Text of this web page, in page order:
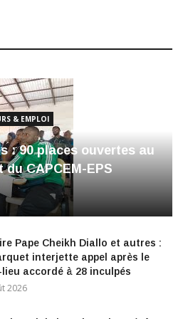
& EMPLOI
: 90 places ouvertes au
CAPCEM-EPS
Pape Cheikh Diallo et autres :
interjette appel après le
accordé à 28 inculpés
2026